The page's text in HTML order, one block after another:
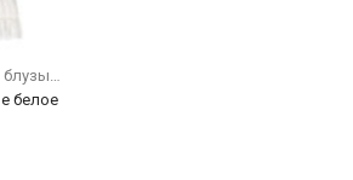
блузы
белое